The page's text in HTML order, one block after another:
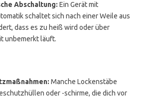
Abschaltung: Ein Gerät mit
schaltet sich nach einer Weile aus
dass es zu heiß wird oder über
unbemerkt läuft.
Manche Lockenstäbe
oder -schirme, die dich vor